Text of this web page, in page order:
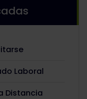
Laboral
Distancia